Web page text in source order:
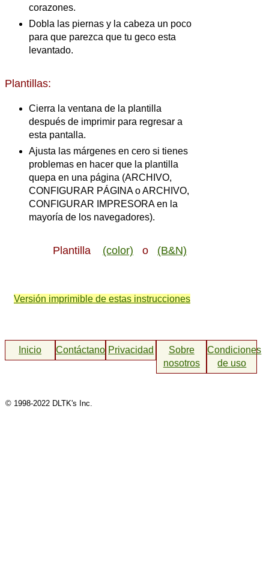
corazones.
Dobla las piernas y la cabeza un poco
para que parezca que tu geco esta
levantado.
Plantillas:
Cierra la ventana de la plantilla
después de imprimir para regresar a
esta pantalla.
Ajusta las márgenes en cero si tienes
problemas en hacer que la plantilla
quepa en una página (ARCHIVO,
CONFIGURAR PÁGINA o ARCHIVO,
CONFIGURAR IMPRESORA en la
mayoría de los navegadores).
Plantilla (color) o (B&N)
Versión imprimible de estas instrucciones
Inicio ContáctanosPrivacidad
Sobre
nosotros
Condiciones
de uso
© 1998-2022 DLTK's Inc.